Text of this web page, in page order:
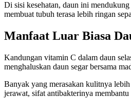
Di sisi kesehatan, daun ini
membuat tubuh terasa lebih ringan
Manfaat Luar Biasa
Kandungan vitamin C dalam daun
menghaluskan daun segar bersama
Banyak yang merasakan kulitnya
jerawat, sifat antibakterinya